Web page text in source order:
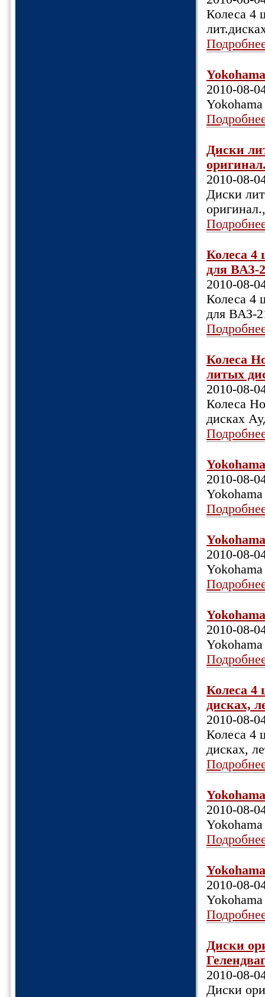
Колеса 4
2010-08-
Диски
2010-08-
Диски
Колеса 4
для ВАЗ-
2010-08-
Колеса 4
для ВАЗ-
Колеса
литых
2010-08-
Колеса
дисках
2010-08-
2010-08-
2010-08-
Колеса 4
дисках,
2010-08-
Колеса 4
дисках,
2010-08-
2010-08-
Диски
2010-08-
Диски